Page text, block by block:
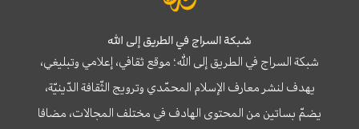
شبكة السراج في الطريق إلى الله
شبكة السراج في الطريق إلى الله؛ موقع ثقافي، إعلامي وتبليغي،
يهدف لنشر معارف الإسلام المحمّدي وترويج الثّقافة الدّينيّة،
يضمّ بساتين من المحتوى الهادف في مختلف المجالات، مضافا